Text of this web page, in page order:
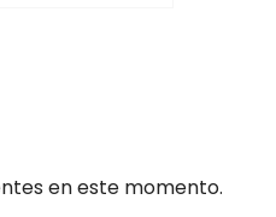
en este momento.